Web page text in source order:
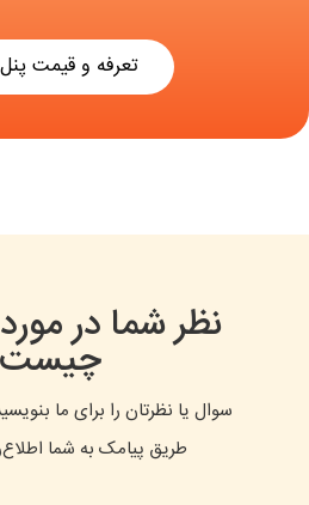
تعرفه و قیمت
نظر شما در
سوال یا نظرتان را برای ما
طریق پیامک به شما